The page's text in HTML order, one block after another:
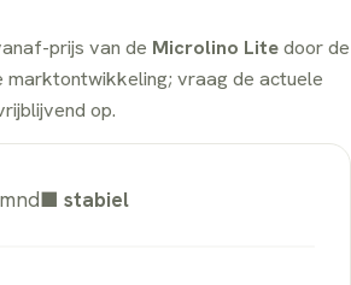
prijs van de Microlino Litedoor de
marktontwikkeling; vraag de actuele
op.
■ stabiel